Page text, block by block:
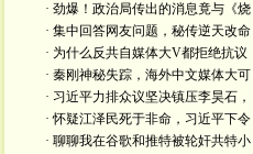
· 劲爆！政治局传出的消息竟与《烧
· 集中回答网友问题，秘传逆天改命
· 为什么反共自媒体大V都拒绝抗议
· 秦刚神秘失踪，海外中文媒体大可
· 习近平力排众议坚决镇压李昊石，
· 怀疑江泽民死于非命，习近平下令
· 聊聊我在谷歌和推特被轮奸共特小